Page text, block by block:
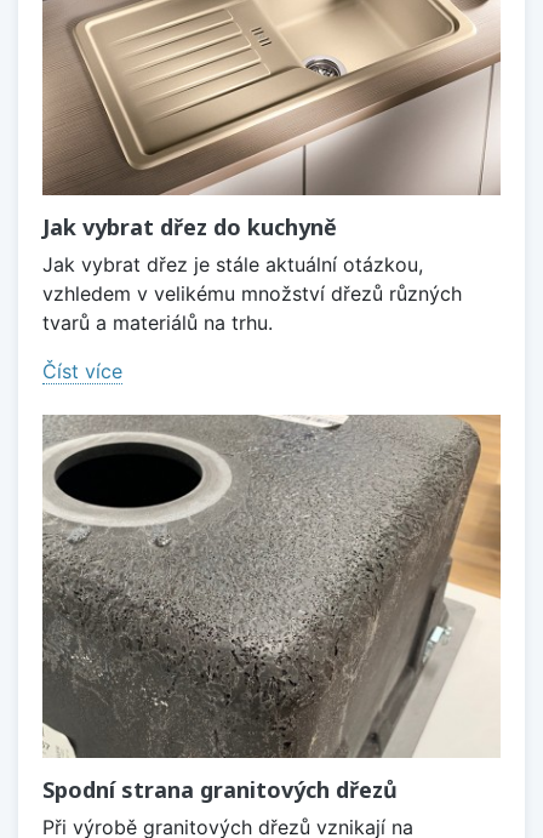
Jak vybrat dřez do kuchyně
Jak vybrat dřez je stále aktuální otázkou,
vzhledem v velikému množství dřezů různých
tvarů a materiálů na trhu.
Číst více
Spodní strana granitových dřezů
Při výrobě granitových dřezů vznikají na